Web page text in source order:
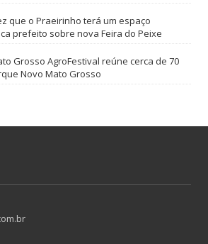
que o Praeirinho terá um espaço
prefeito sobre nova Feira do Peixe
Grosso AgroFestival reúne cerca de 70
Novo Mato Grosso